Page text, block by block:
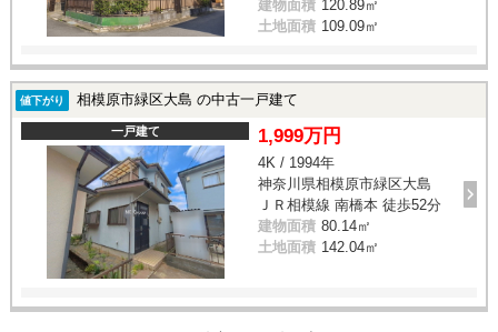
建物面積 120.89㎡
土地面積 109.09㎡
値下がり 相模原市緑区大島 の中古一戸建て
一戸建て 1,999万円
4K / 1994年
神奈川県相模原市緑区大島
ＪＲ相模線 南橋本 徒歩52分
建物面積 80.14㎡
土地面積 142.04㎡